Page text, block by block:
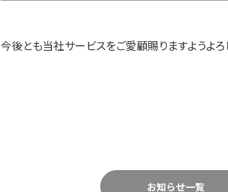
今後とも当社サービスをご愛顧賜りますようよろ
お知らせ一覧